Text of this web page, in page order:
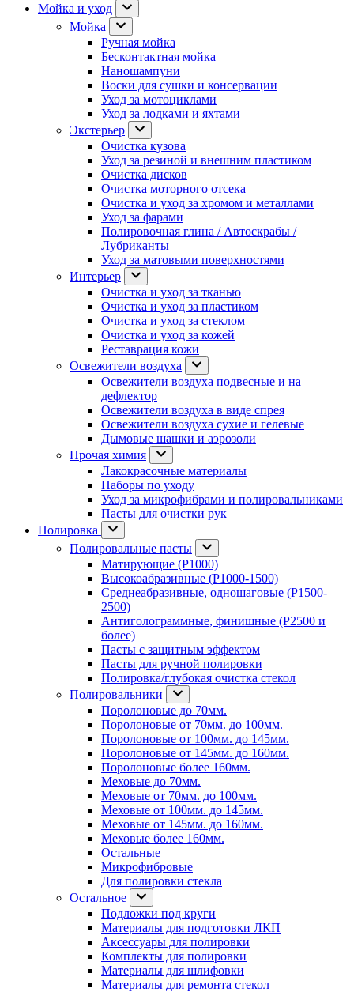
Мойка и уход
Мойка
Ручная мойка
Бесконтактная мойка
Наношампуни
Воски для сушки и консервации
Уход за мотоциклами
Уход за лодками и яхтами
Экстерьер
Очистка кузова
Уход за резиной и внешним пластиком
Очистка дисков
Очистка моторного отсека
Очистка и уход за хромом и металлами
Уход за фарами
Полировочная глина / Автоскрабы /
Лубриканты
Уход за матовыми поверхностями
Интерьер
Очистка и уход за тканью
Очистка и уход за пластиком
Очистка и уход за стеклом
Очистка и уход за кожей
Реставрация кожи
Освежители воздуха
Освежители воздуха подвесные и на
дефлектор
Освежители воздуха в виде спрея
Освежители воздуха сухие и гелевые
Дымовые шашки и аэрозоли
Прочая химия
Лакокрасочные материалы
Наборы по уходу
Уход за микрофибрами и полировальниками
Пасты для очистки рук
Полировка
Полировальные пасты
Матирующие (P1000)
Высокоабразивные (P1000-1500)
Среднеабразивные, одношаговые (P1500-
2500)
Антиголограммные, финишные (P2500 и
более)
Пасты с защитным эффектом
Пасты для ручной полировки
Полировка/глубокая очистка стекол
Полировальники
Поролоновые до 70мм.
Поролоновые от 70мм. до 100мм.
Поролоновые от 100мм. до 145мм.
Поролоновые от 145мм. до 160мм.
Поролоновые более 160мм.
Меховые до 70мм.
Меховые от 70мм. до 100мм.
Меховые от 100мм. до 145мм.
Меховые от 145мм. до 160мм.
Меховые более 160мм.
Остальные
Микрофибровые
Для полировки стекла
Остальное
Подложки под круги
Материалы для подготовки ЛКП
Аксессуары для полировки
Комплекты для полировки
Материалы для шлифовки
Материалы для ремонта стекол